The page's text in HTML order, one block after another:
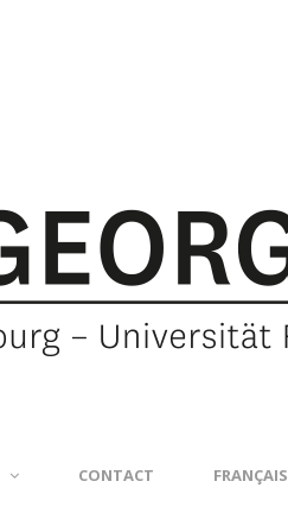
CONTACT FRANÇAIS